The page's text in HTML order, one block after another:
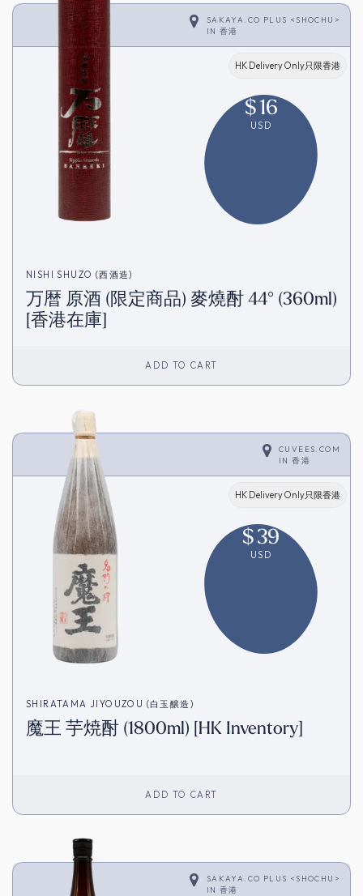
SAKAYA.CO PLUS <SHOCHU>
IN 香港
HK Delivery Only只限香港
$16
USD
NISHI SHUZO (西酒造)
万暦 原酒 (限定商品) 麥燒酎 44° (360ml)
[香港在庫]
ADD TO CART
CUVEES.COM
IN香港
HK Delivery Only只限香港
$39
USD
SHIRATAMA JIYOUZOU (白玉醸造)
魔王 芋焼酎 (1800ml) [HK Inventory]
ADD TO CART
SAKAYA.CO PLUS <SHOCHU>
IN 香港